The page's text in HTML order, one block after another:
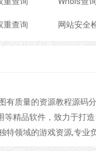
重查询 网站安全
有质量的资源教程源码
等精品软件，致力于打
特领域的游戏资源,专业